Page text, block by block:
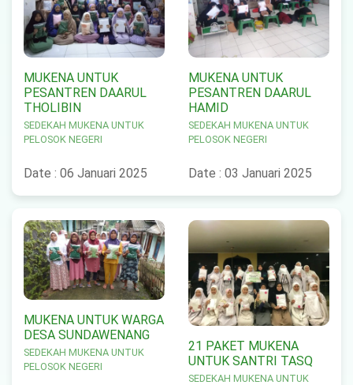
MUKENA UNTUK
PESANTREN DAARUL
THOLIBIN
SEDEKAH MUKENA UNTUK
PELOSOK NEGERI
Date : 06 Januari 2025
MUKENA UNTUK
PESANTREN DAARUL
HAMID
SEDEKAH MUKENA UNTUK
PELOSOK NEGERI
Date : 03 Januari 2025
MUKENA UNTUK WARGA
DESA SUNDAWENANG
SEDEKAH MUKENA UNTUK
PELOSOK NEGERI
21 PAKET MUKENA
UNTUK SANTRI TASQ
SEDEKAH MUKENA UNTUK